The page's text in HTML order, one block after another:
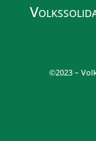
©2023 –